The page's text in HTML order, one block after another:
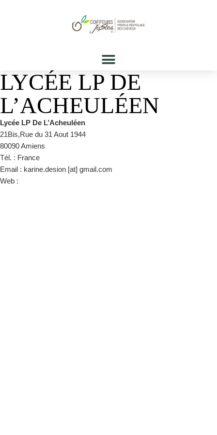
LYCÉE LP DE
L’ACHEULÉEN
Lycée LP De L’Acheuléen
21Bis,Rue du 31 Aout 1944
80090 Amiens
Tél. : France
Email : karine.desion [at] gmail.com
Web :